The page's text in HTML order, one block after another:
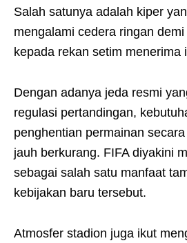
Salah satunya adalah kiper
mengalami cedera ringan
kepada rekan setim menerima
Dengan adanya jeda resmi
regulasi pertandingan,
penghentian permainan
jauh berkurang. FIFA diyakini
sebagai salah satu manfaat
kebijakan baru tersebut.
Atmosfer stadion juga ikut